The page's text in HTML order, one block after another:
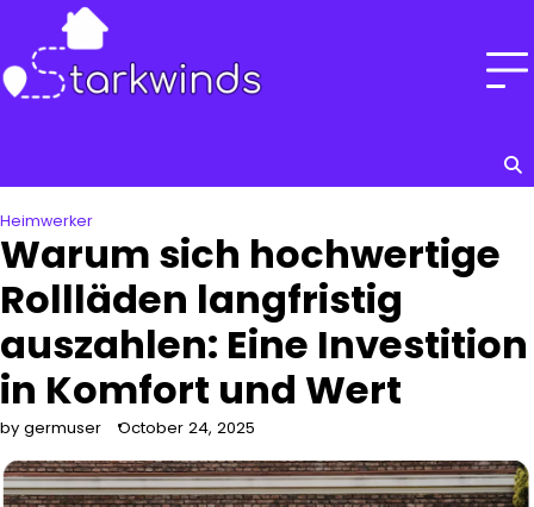
content
Heimwerker
Warum sich hochwertige
Rollläden langfristig
auszahlen: Eine Investition
in Komfort und Wert
by germuser October 24, 2025